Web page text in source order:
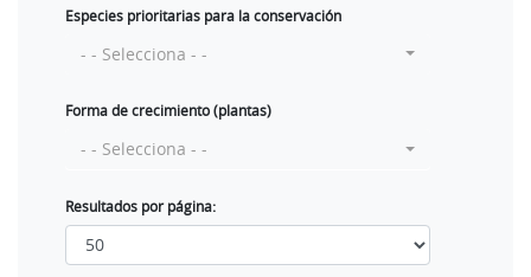
Especies prioritarias para la conservación
- - Selecciona - -
Forma de crecimiento (plantas)
- - Selecciona - -
Resultados por página: